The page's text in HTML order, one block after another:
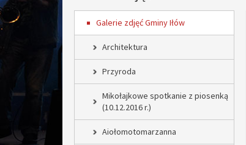
Galerie zdjęć Gminy Iłów
Architektura
Przyroda
Mikołajkowe spotkanie z piosenką
(10.12.2016 r.)
Aiołomotomarzanna